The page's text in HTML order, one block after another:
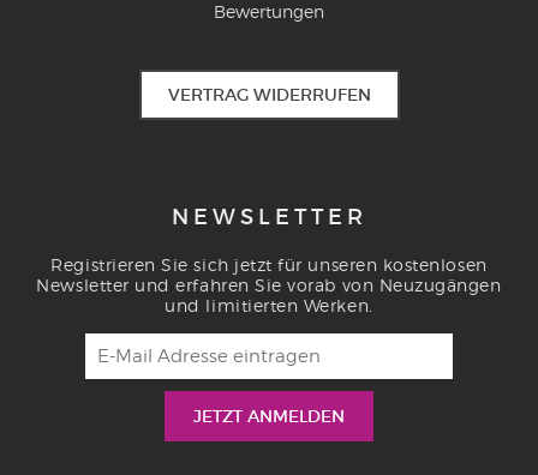
Bewertungen
VERTRAG WIDERRUFEN
NEWSLETTER
Registrieren Sie sich jetzt für unseren kostenlosen
Newsletter und erfahren Sie vorab von Neuzugängen
und limitierten Werken.